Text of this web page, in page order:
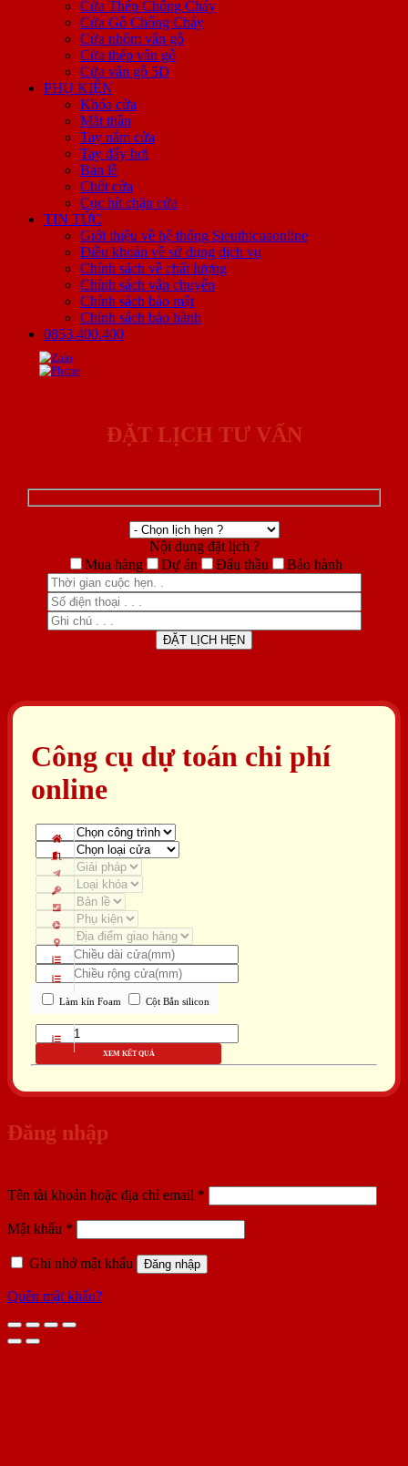
Cửa Thép Chống Cháy
Cửa Gỗ Chống Cháy
Cửa nhôm vân gỗ
Cửa thép vân gỗ
Cửa vân gỗ 5D
PHỤ KIỆN
Khóa cửa
Mắt thần
Tay nắm cửa
Tay đẩy hơi
Bản lề
Chốt cửa
Cục hít chặn cửa
TIN TỨC
Giới thiệu về hệ thống Sieuthicuaonline
Điều khoản về sử dụng dịch vụ
Chính sách về chất lượng
Chính sách vận chuyển
Chính sách bảo mật
Chính sách bảo hành
0853.400.400
ĐẶT LỊCH TƯ VẤN
Nội dung đặt lịch ?
Mua hàng
Dự án Đấu thầu Bảo hành
Công cụ dự toán chi phí
online
Làm kín Foam Cột Bắn silicon
XEM KẾT QUẢ
Đăng nhập
Tên tài khoản hoặc địa chỉ email *
buộc
Mật khẩu *
buộc
Ghi nhớ mật khẩu
Đăng nhập
Quên mật khẩu?